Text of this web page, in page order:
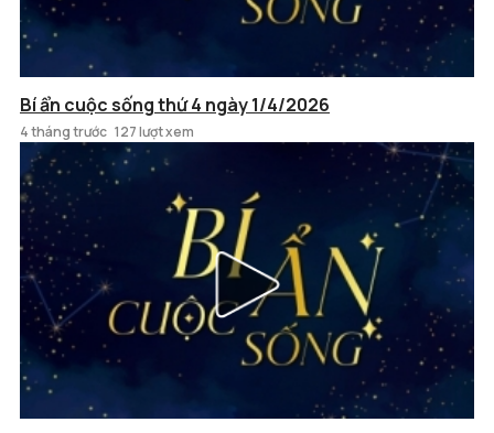
Bí ẩn cuộc sống thứ 4 ngày 1/4/2026
4 tháng trước 127 lượt xem